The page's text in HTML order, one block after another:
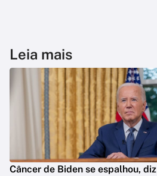
Leia mais
Câncer de Biden se espalhou, diz